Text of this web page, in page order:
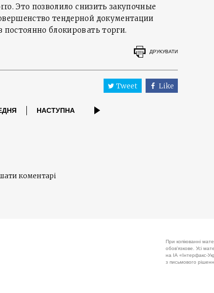
Это позволило снизить закупочные
тендерной документации
постоянно блокировать торги.
ДРУКУВАТИ
Tweet Like
НАСТУПНА
коментарі
При копіюванні
обов'язкове. Усі
на ІА «Інтерфакс-
з письмового